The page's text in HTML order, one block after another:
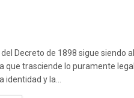
Decreto de 1898 sigue siendo
que trasciende lo puramente
identidad y la...